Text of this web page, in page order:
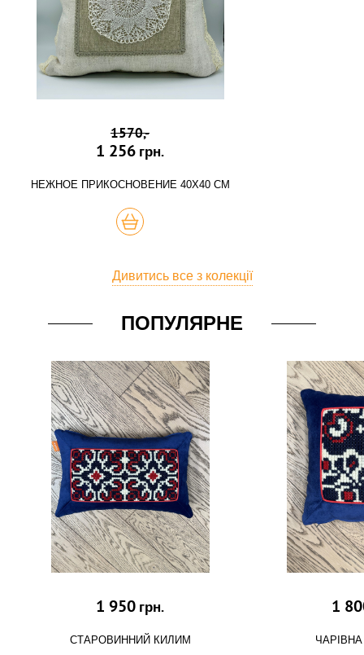
1570,-
1 256 грн.
НЕЖНОЕ ПРИКОСНОВЕНИЕ 40Х40 СМ
КУПИТЬ
Дивитись все з колекції
ПОПУЛЯРНЕ
1 950 грн.
СТАРОВИННИЙ КИЛИМ
1